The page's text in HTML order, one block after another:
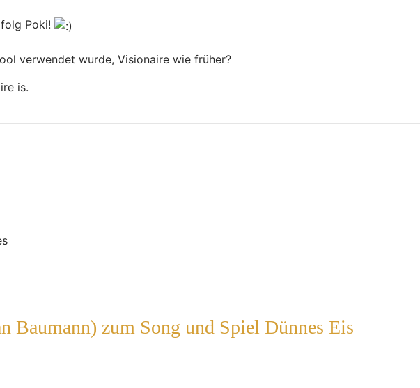
Poki!
verwendet wurde, Visionaire wie früher?
is.
Baumann) zum Song und Spiel Dünnes Eis